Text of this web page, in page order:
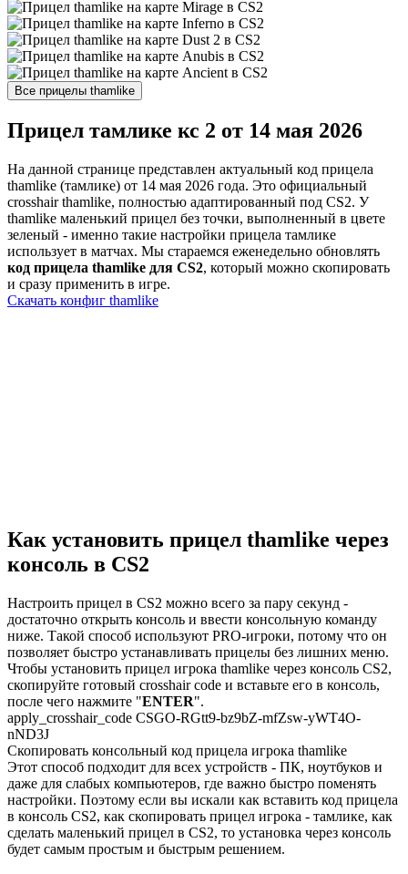
Прицел тамлике кс 2 от 14 мая 2026
На данной странице представлен актуальный код прицела
thamlike (тамлике) от 14 мая 2026 года. Это официальный
crosshair thamlike, полностью адаптированный под CS2. У
thamlike маленький прицел без точки, выполненный в цвете
зеленый - именно такие настройки прицела тамлике
использует в матчах. Мы стараемся еженедельно обновлять
код прицела thamlike для CS2, который можно скопировать
и сразу применить в игре.
Скачать конфиг thamlike
Как установить прицел thamlike через
консоль в CS2
Настроить прицел в CS2 можно всего за пару секунд -
достаточно открыть консоль и ввести консольную команду
ниже. Такой способ используют PRO-игроки, потому что он
позволяет быстро устанавливать прицелы без лишних меню.
Чтобы установить прицел игрока thamlike через консоль CS2,
скопируйте готовый crosshair code и вставьте его в консоль,
после чего нажмите "ENTER".
apply_crosshair_code CSGO-RGtt9-bz9bZ-mfZsw-yWT4O-
nND3J
Скопировать консольный код прицела игрока thamlike
Этот способ подходит для всех устройств - ПК, ноутбуков и
даже для слабых компьютеров, где важно быстро поменять
настройки. Поэтому если вы искали как вставить код прицела
в консоль CS2, как скопировать прицел игрока - тамлике, как
сделать маленький прицел в CS2, то установка через консоль
будет самым простым и быстрым решением.